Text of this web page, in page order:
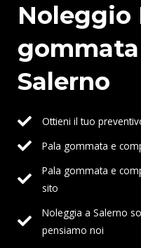
Noleggio
Salerno
Ottieni il tuo
Pala gommata e
Pala gommata e
sito
Noleggia a Salerno
pensiamo noi